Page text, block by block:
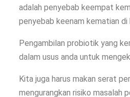
adalah penyebab keempat
penyebab keenam kematian
Pengambilan probiotik yang
dalam usus anda untuk
Kita juga harus makan serat
mengurangkan risiko masalah